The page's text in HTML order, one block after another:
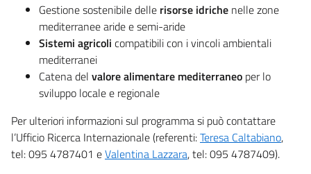
Gestione sostenibile delle risorse idriche nelle zone
mediterranee aride e semi-aride
Sistemi agricoli compatibili con i vincoli ambientali
mediterranei
Catena del valore alimentare mediterraneo per lo
sviluppo locale e regionale
Per ulteriori informazioni sul programma si può contattare
l’Ufficio Ricerca Internazionale (referenti:Teresa Caltabiano,
tel: 095 4787401 e​Valentina Lazzara, tel: 095 4787409).